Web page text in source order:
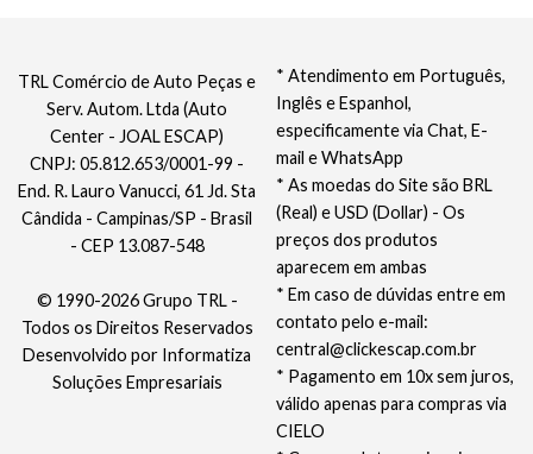
* Atendimento em Português,
Inglês e Espanhol,
especificamente via Chat, E-
mail e WhatsApp
* As moedas do Site são BRL
(Real) e USD (Dollar) - Os
preços dos produtos
aparecem em ambas
* Em caso de dúvidas entre em
contato pelo e-mail:
central@clickescap.com.br
* Pagamento em 10x sem juros,
válido apenas para compras via
CIELO
TRL Comércio de Auto Peças e
Serv. Autom. Ltda (Auto
Center - JOAL ESCAP)
CNPJ: 05.812.653/0001-99 -
End. R. Lauro Vanucci, 61 Jd. Sta
Cândida - Campinas/SP - Brasil
- CEP 13.087-548
© 1990-2026 Grupo TRL -
Todos os Direitos Reservados
Desenvolvido por Informatiza
Soluções Empresariais